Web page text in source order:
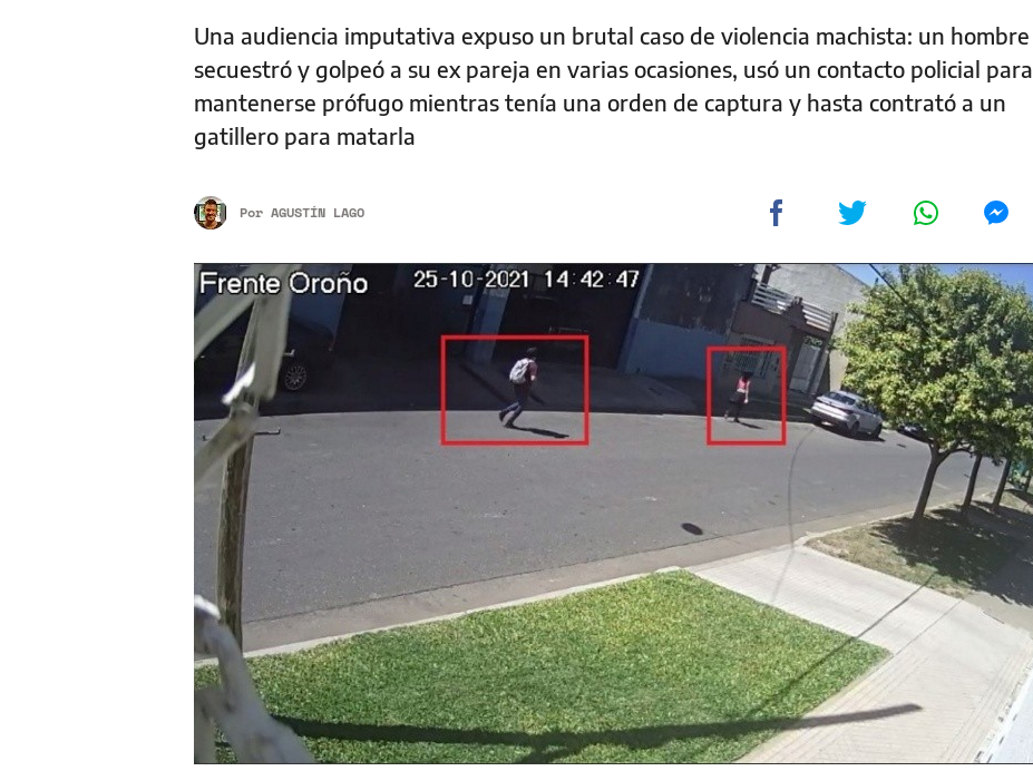
Una audiencia imputativa expuso un brutal caso de violencia machista: un hombre
secuestró y golpeó a su ex pareja en varias ocasiones, usó un contacto policial para
mantenerse prófugo mientras tenía una orden de captura y hasta contrató a un
gatillero para matarla
Por AGUSTÍN LAGO